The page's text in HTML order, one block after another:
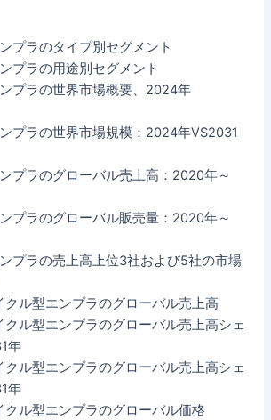
プラのタイプ別セグメント
プラの用途別セグメント
プラの世界市場概要、2024年
プラの世界市場規模：2024年VS2031
プラのグローバル売上高：2020年～
プラのグローバル販売量：2020年～
プラの売上高上位3社および5社の市場
クル型エンプラのグローバル売上高
クル型エンプラのグローバル売上高シェ
年
クル型エンプラのグローバル売上高シェ
年
クル型エンプラのグローバル価格